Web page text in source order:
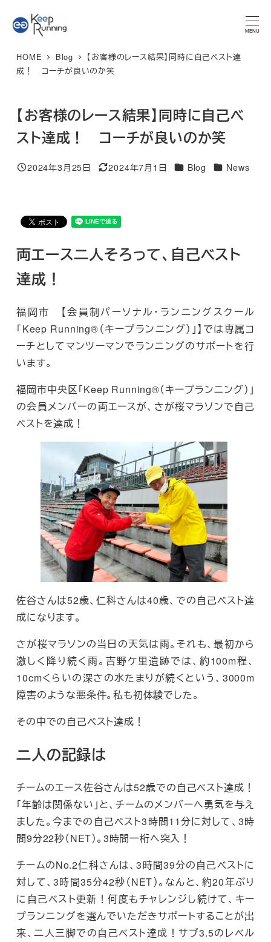
イ
MENU
★マラソンプラン 体験レッスン★ 特別限定価格 3,300円 → ご
予約はこちら
HOME Blog
【お客様のレース結果】同時に自己ベスト達
成！ コーチが良いのか笑
【お客様のレース結果】同時に自己ベ
スト達成！ コーチが良いのか笑
投稿日
2024年3月25日
更新日
2024年7月1日 カテゴリー
Blog カテゴリー
News
両エース二人そろって、自己ベスト
達成！
福岡市 【会員制パーソナル・ランニングスクール
「Keep Running®（キープランニング）」】では専属コ
ーチとしてマンツーマンでランニングのサポートを行
います。
福岡市中央区「Keep Running®（キープランニング）」
の会員メンバーの両エースが、さが桜マラソンで自己
ベストを達成！
佐谷さんは52歳、仁科さんは40歳、での自己ベスト達
成になります。
さが桜マラソンの当日の天気は雨。それも、最初から
激しく降り続く雨。吉野ケ里遺跡では、約100m程、
10cmくらいの深さの水たまりが続くという、3000m
障害のような悪条件。私も初体験でした。
その中での自己ベスト達成！
二人の記録は
チームのエース佐谷さんは52歳での自己ベスト達成！
「年齢は関係ない」と、チームのメンバーへ勇気を与え
ました。今までの自己ベスト3時間11分に対して、3時
間9分22秒（NET）。3時間一桁へ突入！
チームのNo.2仁科さんは、3時間39分の自己ベストに
対して、3時間35分42秒（NET）。なんと、約20年ぶり
に自己ベスト更新！何度もチャレンジし続けて、キー
プランニングを選んでいただきサポートすることが出
来、二人三脚での自己ベスト達成！サブ3.5のレベル